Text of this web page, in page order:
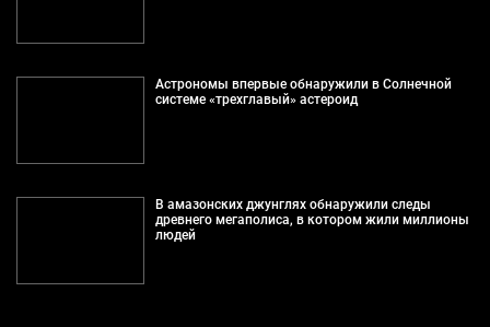
Астрономы впервые обнаружили в Солнечной
системе «трехглавый» астероид
В амазонских джунглях обнаружили следы
древнего мегаполиса, в котором жили миллионы
людей